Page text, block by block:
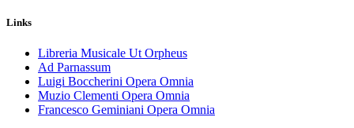
Links
Libreria Musicale Ut Orpheus
Ad Parnassum
Luigi Boccherini Opera Omnia
Muzio Clementi Opera Omnia
Francesco Geminiani Opera Omnia